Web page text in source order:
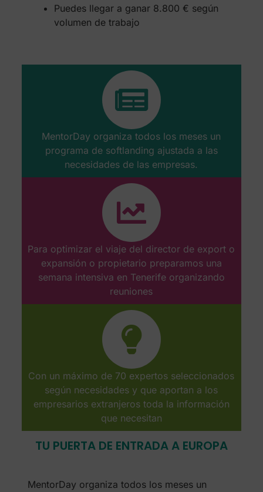
Puedes llegar a ganar 8.800 € según
volumen de trabajo
MentorDay organiza todos los meses un
programa de softlanding ajustada a las
necesidades de las empresas.
Para optimizar el viaje del director de export o
expansión o propietario preparamos una
semana intensiva en Tenerife organizando
reuniones
Con un máximo de 70 expertos seleccionados
según necesidades y que aportan a los
empresarios extranjeros toda la información
que necesitan
TU PUERTA DE ENTRADA A EUROPA
MentorDay organiza todos los meses un